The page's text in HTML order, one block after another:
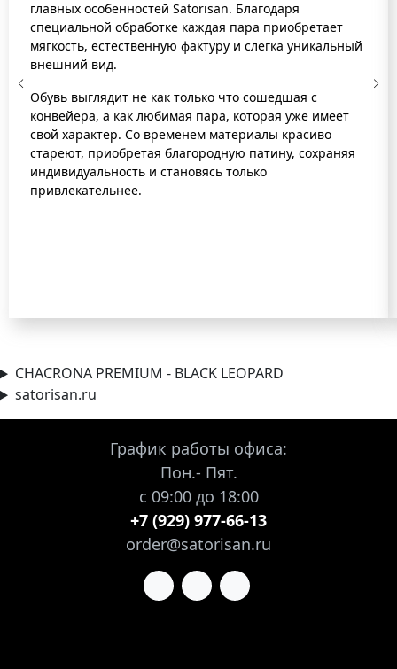
главных особенностей Satorisan. Благодаря
специальной обработке каждая пара приобретает
мягкость, естественную фактуру и слегка уникальный
внешний вид.
Обувь выглядит не как только что сошедшая с
конвейера, а как любимая пара, которая уже имеет
свой характер. Со временем материалы красиво
стареют, приобретая благородную патину, сохраняя
индивидуальность и становясь только
привлекательнее.
CHACRONA PREMIUM - BLACK LEOPARD
satorisan.ru
График работы офиса:
Пон.- Пят.
с 09:00 до 18:00
+7 (929) 977-66-13
order@satorisan.ru